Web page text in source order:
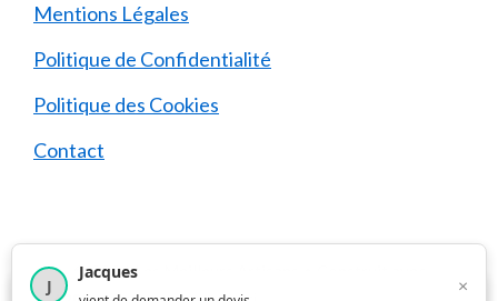
Mentions Légales
Politique de Confidentialité
Politique des Cookies
Contact
© 2026 Les Meilleurs Artisans
J
Jacques
×